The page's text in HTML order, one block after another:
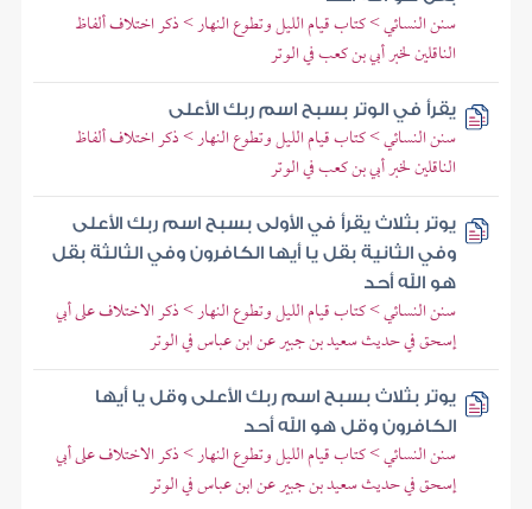
سنن النسائي > كتاب قيام الليل وتطوع النهار > ذكر اختلاف ألفاظ
الناقلين لخبر أبي بن كعب في الوتر
يقرأ في الوتر بسبح اسم ربك الأعلى
سنن النسائي > كتاب قيام الليل وتطوع النهار > ذكر اختلاف ألفاظ
الناقلين لخبر أبي بن كعب في الوتر
يوتر بثلاث يقرأ في الأولى بسبح اسم ربك الأعلى
وفي الثانية بقل يا أيها الكافرون وفي الثالثة بقل
هو الله أحد
سنن النسائي > كتاب قيام الليل وتطوع النهار > ذكر الاختلاف على أبي
إسحق في حديث سعيد بن جبير عن ابن عباس في الوتر
يوتر بثلاث بسبح اسم ربك الأعلى وقل يا أيها
الكافرون وقل هو الله أحد
سنن النسائي > كتاب قيام الليل وتطوع النهار > ذكر الاختلاف على أبي
إسحق في حديث سعيد بن جبير عن ابن عباس في الوتر